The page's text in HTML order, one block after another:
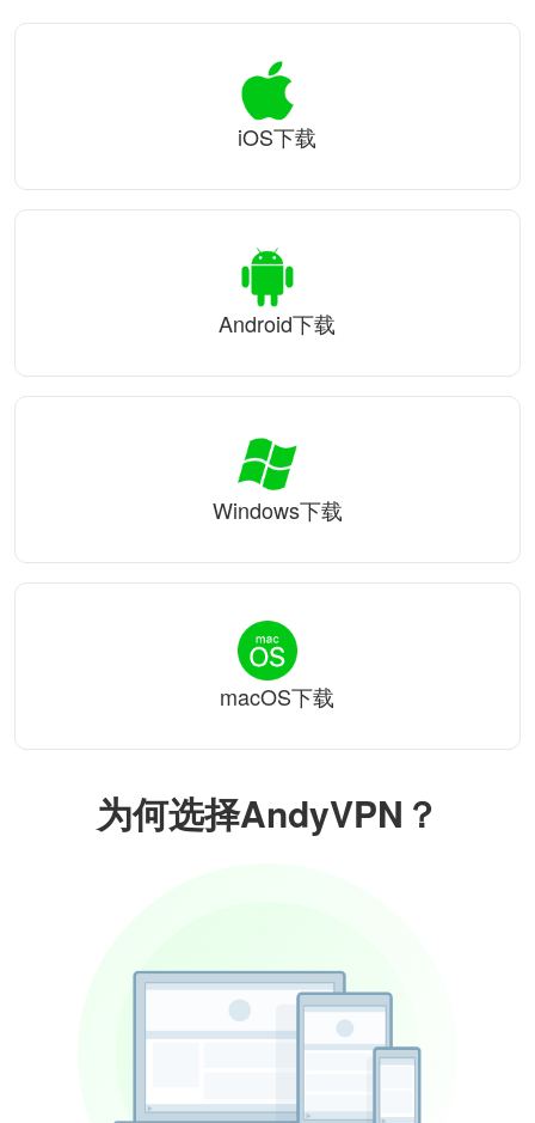
为何选择AndyVPN？
iOS下载
Android下载
Windows下载
macOS下载